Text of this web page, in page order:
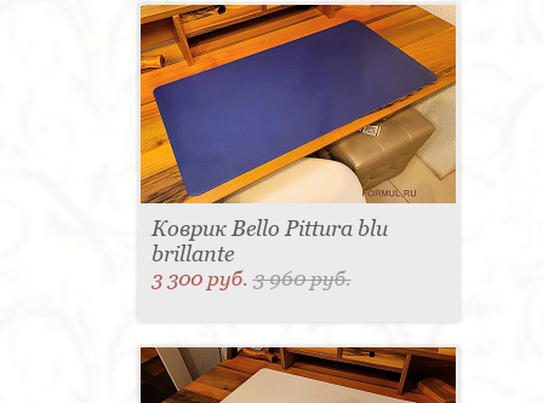
Коврик Bello Pittura blu
brillante
3 300 руб.3 960 руб.